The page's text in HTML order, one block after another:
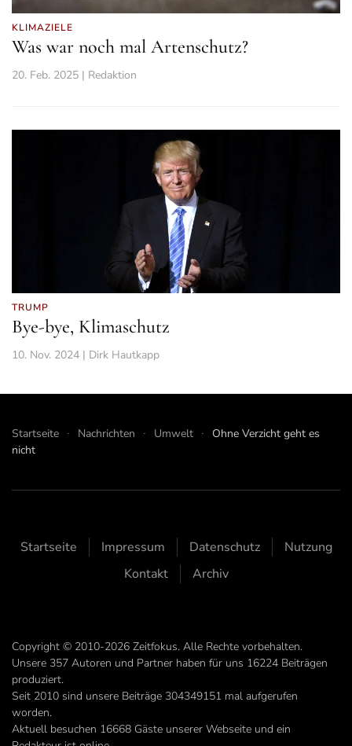
KLIMAZIELE
Was war noch mal Artenschutz?
20. Feb. 2025 | Redaktion
TRUMP
Bye-bye, Klimaschutz
10. Nov. 2024 | Dirk Hautkapp
Startseite Nachrichten Umwelt
Ohne Verzicht geht es
nicht
Startseite Impressum Datenschutz
Nutzung
Kontakt
Archiv
Copyright © 2010-2026 Zeitfokus. Alle Rechte vorbehalten.
Unsere 357 Autoren und Partner haben für uns 16224 Beiträgen
produziert.
Seit 2010 sind unsere Beiträge 304349151 mal aufgerufen
worden.
Aktuell besuchen 16668 Gäste unserer Webseite und ein